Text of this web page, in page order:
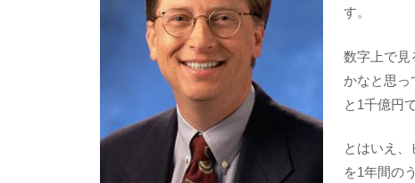
す。
数字上で見
かなと思っ
と1千億円
とはいえ
を1年間の